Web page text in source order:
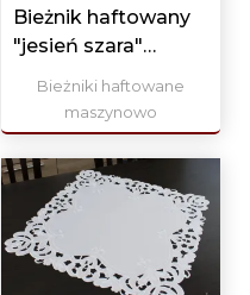
Bieżnik haftowany
"jesień szara"
40x160
Bieżniki haftowane
maszynowo